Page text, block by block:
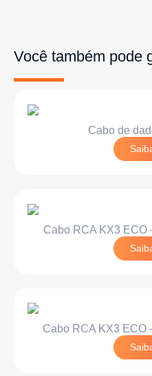
Você também pode
Cabo de
Cabo RCA KX3 ECO
Cabo RCA KX3 ECO